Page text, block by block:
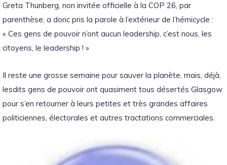
Greta Thunberg, non invitée officielle à la COP 26, par
parenthèse, a donc pris la parole à l’extérieur de l’hémicycle :
« Ces gens de pouvoir n’ont aucun leadership, c’est nous, les
citoyens, le leadership ! »
Il reste une grosse semaine pour sauver la planète, mais, déjà,
lesdits gens de pouvoir ont quasiment tous désertés Glasgow
pour s’en retourner à leurs petites et très grandes affaires
politiciennes, électorales et autres tractations commerciales.